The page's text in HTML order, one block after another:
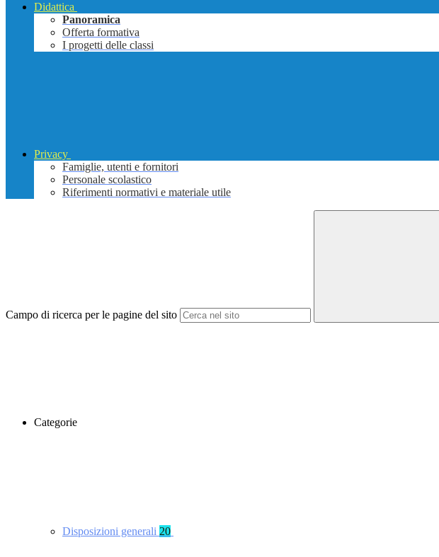
Didattica
Panoramica
Offerta formativa
I progetti delle classi
Privacy
Famiglie, utenti e fornitori
Personale scolastico
Riferimenti normativi e materiale utile
Campo di ricerca per le pagine del sito
Categorie
Disposizioni generali 20